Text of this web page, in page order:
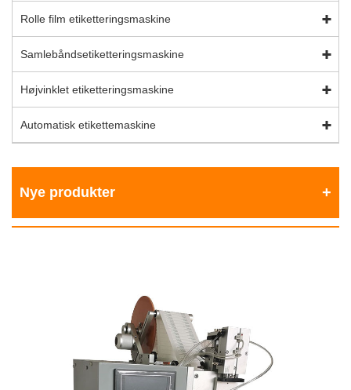
Rolle film etiketteringsmaskine
Samlebåndsetiketteringsmaskine
Højvinklet etiketteringsmaskine
Automatisk etikettemaskine
Nye produkter